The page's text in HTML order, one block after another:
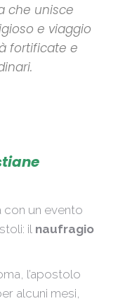
che unisce
e viaggio
fortificate e
con un evento
il naufragio
l’apostolo
alcuni mesi,